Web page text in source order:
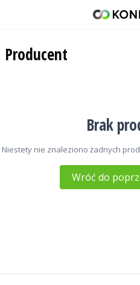
Sonar
Producent
Brak
Niestety nie znaleziono żadnych
Wróć do